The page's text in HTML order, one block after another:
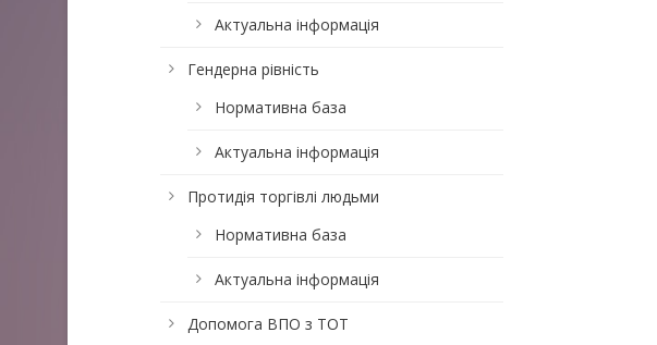
Актуальна інформація
Гендерна рівність
Нормативна база
Актуальна інформація
Протидія торгівлі людьми
Нормативна база
Актуальна інформація
Допомога ВПО з ТОТ